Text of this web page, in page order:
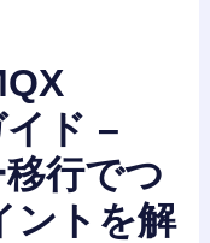
ド –
行でつ
ントを解